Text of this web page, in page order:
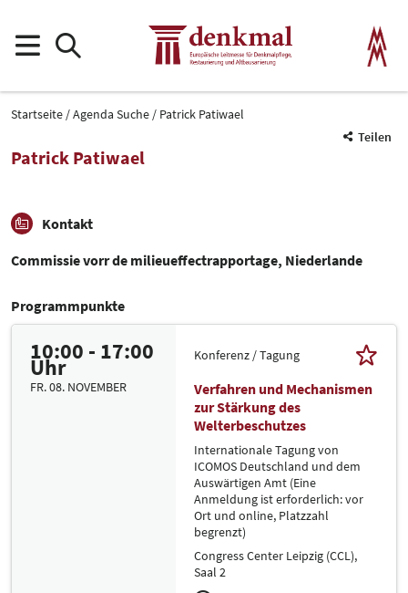
Startseite Agenda Suche
Patrick Patiwael
Teilen
Patrick Patiwael
Kontakt
Commissie vorr de milieueffectrapportage, Niederlande
Programmpunkte
10:00 - 17:00
Uhr
FR. 08. NOVEMBER
Konferenz / Tagung
Verfahren und Mechanismen
zur Stärkung des
Welterbeschutzes
Internationale Tagung von
ICOMOS Deutschland und dem
Auswärtigen Amt (Eine
Anmeldung ist erforderlich: vor
Ort und online, Platzzahl
begrenzt)
Congress Center Leipzig (CCL),
Saal 2